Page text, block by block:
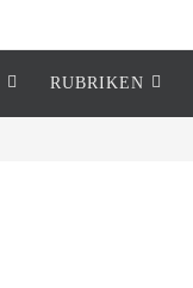
RUBRIKEN